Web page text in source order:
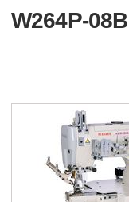
W264P-08B